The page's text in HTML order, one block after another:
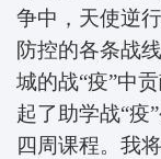
争中，天使逆
防控的各条战
城的战“疫”中
起了助学战“疫
四周课程。我